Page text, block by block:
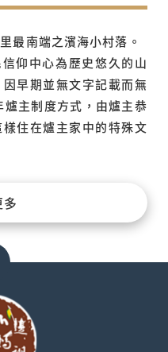
最南端之濱海小村落。
仰中心為歷史悠久的山
早期並無文字記載而無
主制度方式，由爐主恭
住在爐主家中的特殊文